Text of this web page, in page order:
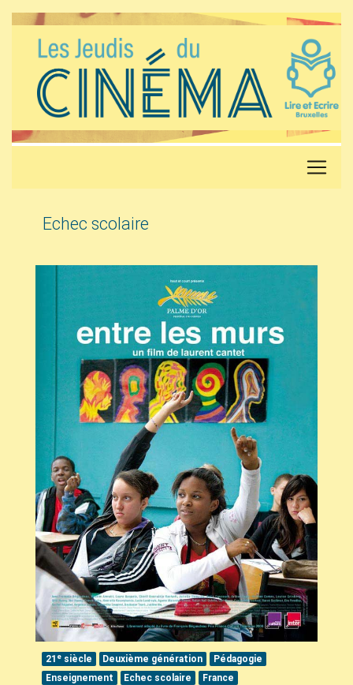
Echec scolaire
21 esiècle Deuxième génération
Pédagogie
Enseignement
Echec scolaire France